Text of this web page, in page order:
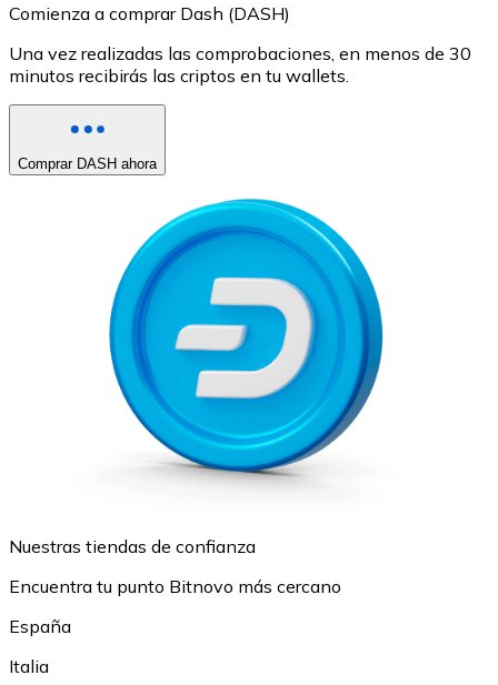
Comienza a comprar Dash (DASH)
Una vez realizadas las comprobaciones, en menos de 30
minutos recibirás las criptos en tu wallets.
Comprar DASH ahora
Nuestras tiendas de confianza
Encuentra tu punto Bitnovo más cercano
España
Italia